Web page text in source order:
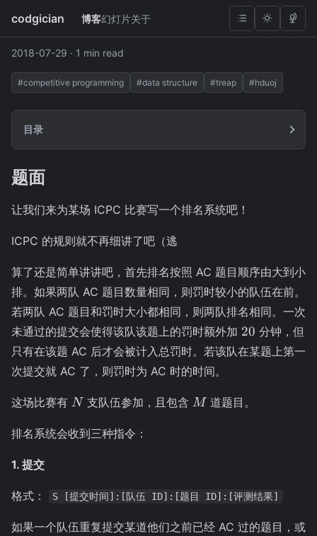
codgician 博客幻灯片关于
HDUOJ 5096 - ACM Rank
2018-07-29 · 1 min read
#competitive programming #data structure #treap #hduoj
目录
题面
让我们来为某场 ICPC 比赛写一个排名系统吧！
ICPC 的规则就不再细讲了吧（逃
算了还是简单讲讲吧，首先排名按照 AC 题目顺序由大到小
排。如果两队 AC 题目数量相同，则罚时较小的队伍在前。
若两队 AC 题目和罚时大小都相同，则两队排名相同。一次
未通过的提交会使得该队该题上的罚时额外加 20
20 分钟，但
只有在该题 AC 后才会被计入总罚时。若该队在某题上第一
次提交就 AC 了，则罚时为 AC 时的时间。
这场比赛有 N
N 支队伍参加，且包含M
M 道题目。
排名系统会收到三种指令：
1. 提交
格式： S [提交时间]:[队伍 ID]:[题目 ID]:[评测结果]
如果一个队伍重复提交某道他们之前已经 AC 过的题目，或